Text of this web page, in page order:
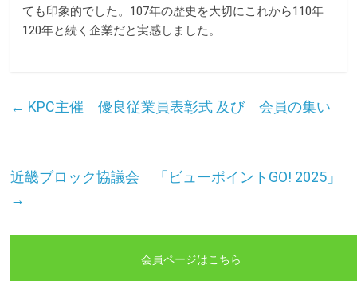
ても印象的でした。107年の歴史を大切にこれから110年
120年と続く企業だと実感しました。
← KPC主催 優良従業員表彰式 及び 会員の集い
近畿ブロック協議会 「ビューポイントGO! 2025」
→
会員ページはこちら